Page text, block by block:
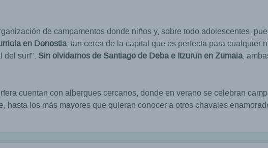
de campamentos donde niños y, sobre todo adolescentes,
en Donostia, tan cerca de la capital que es perfecta para cualquier
del surf". Sin olvidarnos de Santiago de Deba e Itzurun en Zumaia,
cuentan con albergues cercanos, donde en verano se celebran
hasta los más mayores que quieran conocer a otros chavales